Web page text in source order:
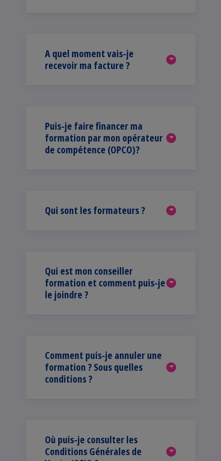
A quel moment vais-je
recevoir ma facture ?
Puis-je faire financer ma
formation par mon opérateur
de compétence (OPCO)?
Qui sont les formateurs ?
Qui est mon conseiller
formation et comment puis-je
le joindre ?
Comment puis-je annuler une
formation ? Sous quelles
conditions ?
Où puis-je consulter les
Conditions Générales de